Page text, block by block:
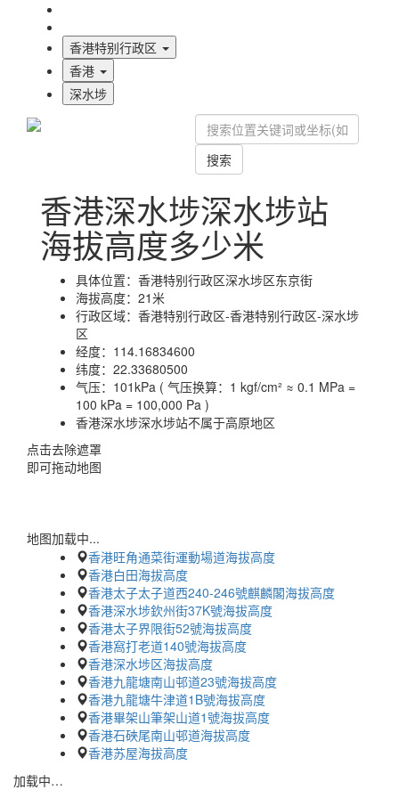
香港特别行政区
香港
深水埗
搜索
香港深水埗深水埗站
海拔高度多少米
具体位置： 香港特别行政区深水埗区东京街
海拔高度： 21米
行政区域： 香港特别行政区-香港特别行政区-深水埗
区
经度： 114.16834600
纬度： 22.33680500
气压： 101kPa ( 气压换算：1 kgf/cm² ≈ 0.1 MPa =
100 kPa = 100,000 Pa )
香港深水埗深水埗站不属于高原地区
点击去除遮罩
即可拖动地图
地图加载中...
香港旺角通菜街運動場道海拔高度
香港白田海拔高度
香港太子太子道西240-246號麒麟閣海拔高度
香港深水埗欽州街37K號海拔高度
香港太子界限街52號海拔高度
香港窩打老道140號海拔高度
香港深水埗区海拔高度
香港九龍塘南山邨道23號海拔高度
香港九龍塘牛津道1B號海拔高度
香港畢架山筆架山道1號海拔高度
香港石硤尾南山邨道海拔高度
香港苏屋海拔高度
加载中…